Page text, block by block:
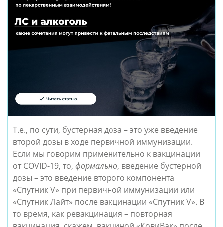
Т.е., по сути, бустерная доза – это уже введение
второй дозы в ходе первичной иммунизации.
Если мы говорим применительно к вакцинации
от COVID-19, то, формально, введение бустерной
дозы – это введение второго компонента
«Спутник V» при первичной иммунизации или
«Спутник Лайт» после вакцинации «Спутник V». В
то время, как ревакцинация – повторная